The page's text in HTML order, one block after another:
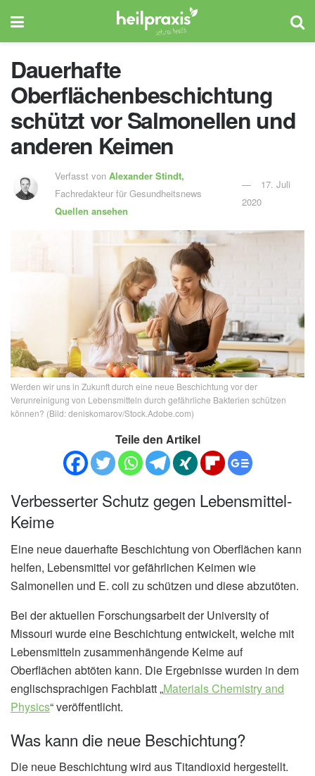
Dauerhafte
Oberflächenbeschichtung
schützt vor Salmonellen und
anderen Keimen
Verfasst vonAlexander Stindt,
Fachredakteur für Gesundheitsnews
Quellen ansehen
17. Juli
2020
Werden wir uns in Zukunft durch eine neue Beschichtung vor der
Verunreinigung von Lebensmitteln durch gefährliche Bakterien schützen
können? (Bild: deniskomarov/Stock.Adobe.com)
Teile den Artikel
Verbesserter Schutz gegen Lebensmittel-
Keime
Eine neue dauerhafte Beschichtung von Oberflächen kann
helfen, Lebensmittel vor gefährlichen Keimen wie
Salmonellen und E. coli zu schützen und diese abzutöten.
Bei der aktuellen Forschungsarbeit der University of
Missouri wurde eine Beschichtung entwickelt, welche mit
Lebensmitteln zusammenhängende Keime auf
Oberflächen abtöten kann. Die Ergebnisse wurden in dem
englischsprachigen Fachblatt „Materials Chemistry and
Physics“ veröffentlicht.
Was kann die neue Beschichtung?
Die neue Beschichtung wird aus Titandioxid hergestellt.